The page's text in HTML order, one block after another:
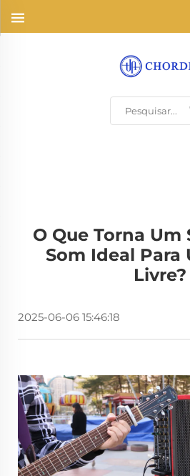
O Que Torna Um
Som Ideal Para
Livre?
2025-06-06 15:46:18